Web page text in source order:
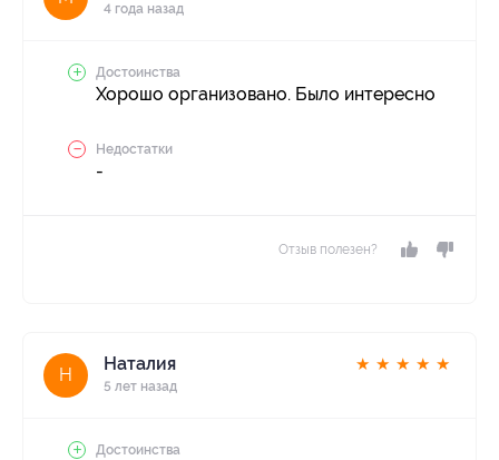
4 года назад
Достоинства
Хорошо организовано. Было интересно
Недостатки
-
Отзыв полезен?
Н
Наталия
5 лет назад
★ ★ ★ ★ ★
Достоинства